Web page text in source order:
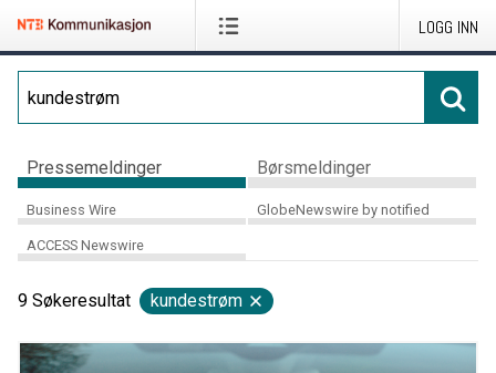
LOGG INN
Pressemeldinger Børsmeldinger
Business Wire GlobeNewswire by notified
ACCESS Newswire
9 Søkeresultat kundestrøm